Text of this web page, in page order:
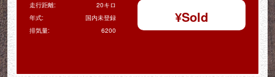
走行距離:
20キロ
年式:
国内未登録
排気量:
6200
¥Sold